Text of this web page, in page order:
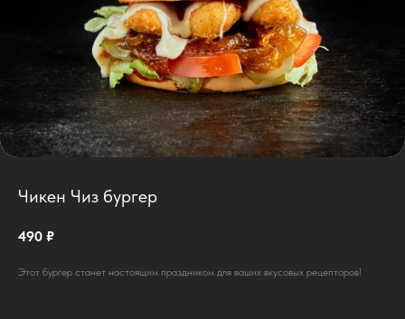
Чикен Чиз бургер
490 ₽
Этот бургер станет настоящим праздником для ваших вкусовых рецепторов!